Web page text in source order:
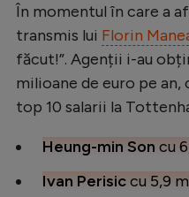
În momentul în care a
transmis lui Florin
făcut!”. Agenții i-au
milioane de euro pe
top 10 salarii la
Heung-min Son cu
Ivan Perisiccu 5,9